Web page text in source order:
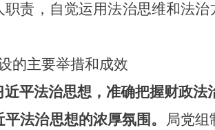
责，自觉运用法治思维和法
的主要举措和成效
近平法治思想，准确把握财政法
法治思想的浓厚氛围。 局党组